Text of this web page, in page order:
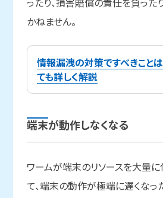
かねません。
情報漏洩の対策ですべきこと
ても詳しく解説
端末が動作しなくなる
ワームが端末のリソースを大量に
て、端末の動作が極端に遅くなっ